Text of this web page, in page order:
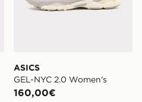
ASICS
GEL-NYC 2.0 Women's
160,00€